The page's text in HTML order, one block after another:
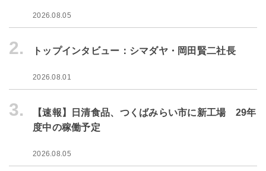
2026.08.05
2. トップインタビュー：シマダヤ・岡田賢二社長
2026.08.01
3.
【速報】日清食品、つくばみらい市に新工場 29年
度中の稼働予定
2026.08.05